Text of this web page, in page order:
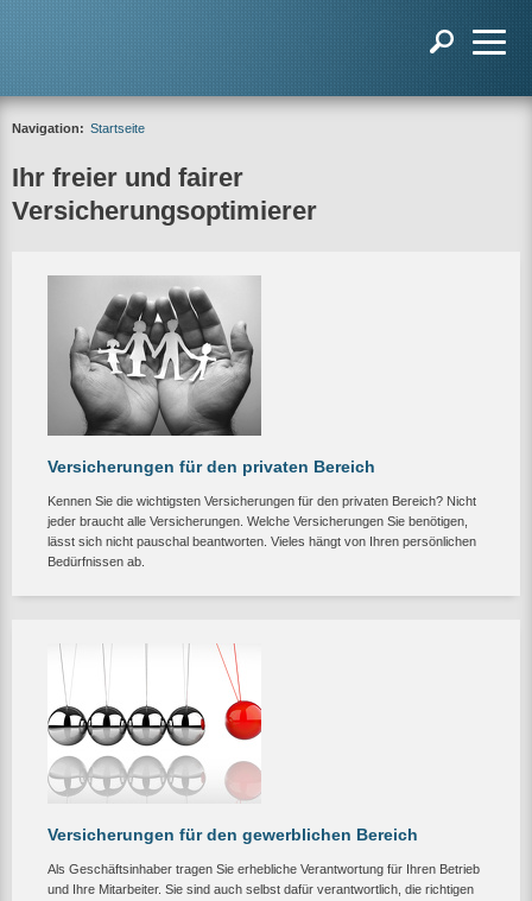
Navigation: Startseite
Ihr freier und fairer
Versicherungsoptimierer
Versicherungen für den privaten Bereich
Kennen Sie die wichtigsten Versicherungen für den privaten Bereich? Nicht
jeder braucht alle Versicherungen. Welche Versicherungen Sie benötigen,
lässt sich nicht pauschal beantworten. Vieles hängt von Ihren persönlichen
Bedürfnissen ab.
Versicherungen für den gewerblichen Bereich
Als Geschäftsinhaber tragen Sie erhebliche Verantwortung für Ihren Betrieb
und Ihre Mitarbeiter. Sie sind auch selbst dafür verantwortlich, die richtigen